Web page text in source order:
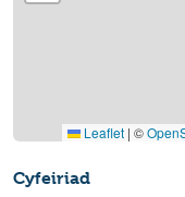
Leaflet | ©
Cyfeiriad